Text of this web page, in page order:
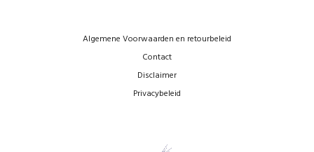
Algemene Voorwaarden en retourbeleid
Contact
Disclaimer
Privacybeleid